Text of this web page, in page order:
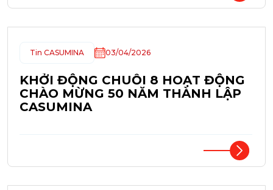
Tin CASUMINA 03/04/2026
KHỞI ĐỘNG CHUỖI 8 HOẠT ĐỘNG
CHÀO MỪNG 50 NĂM THÀNH LẬP
CASUMINA